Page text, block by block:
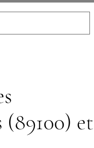
(89100) et